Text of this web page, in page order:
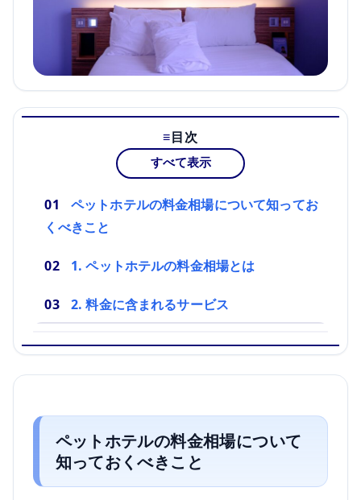
目次
すべて表示
ペットホテルの料金相場について知ってお
くべきこと
1. ペットホテルの料金相場とは
2. 料金に含まれるサービス
ペットホテルの料金相場について
知っておくべきこと